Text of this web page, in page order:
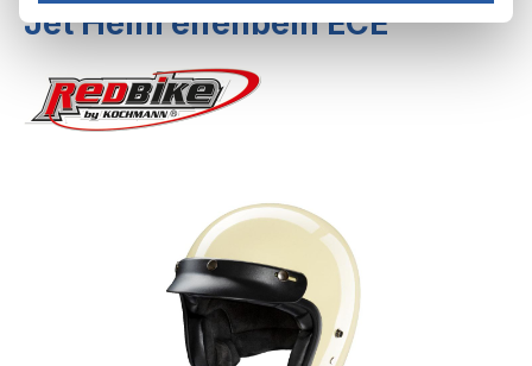
Jet Helm elfenbein ECE